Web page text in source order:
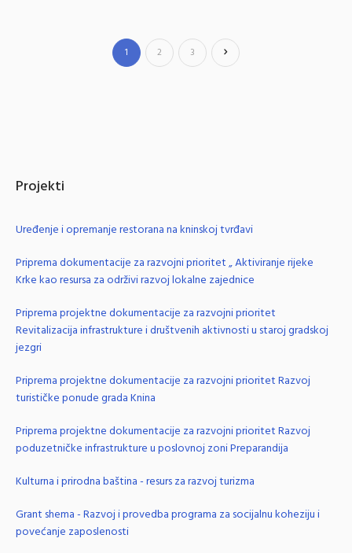
1 2 3
Projekti
Uređenje i opremanje restorana na kninskoj tvrđavi
Priprema dokumentacije za razvojni prioritet „ Aktiviranje rijeke
Krke kao resursa za održivi razvoj lokalne zajednice
Priprema projektne dokumentacije za razvojni prioritet
Revitalizacija infrastrukture i društvenih aktivnosti u staroj gradskoj
jezgri
Priprema projektne dokumentacije za razvojni prioritet Razvoj
turističke ponude grada Knina
Priprema projektne dokumentacije za razvojni prioritet Razvoj
poduzetničke infrastrukture u poslovnoj zoni Preparandija
Kulturna i prirodna baština - resurs za razvoj turizma
Grant shema - Razvoj i provedba programa za socijalnu koheziju i
povećanje zaposlenosti